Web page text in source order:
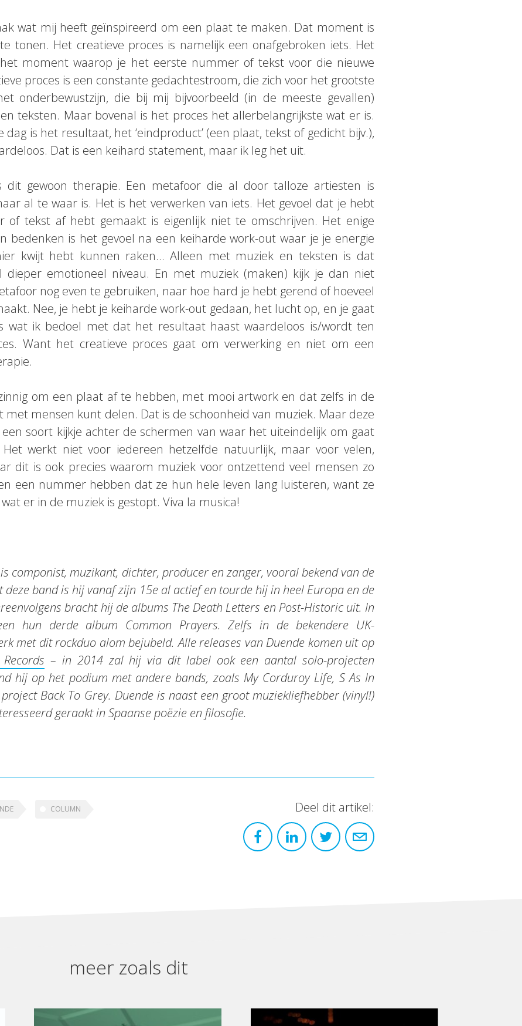
wat mij heeft geïnspireerd om een plaat te maken. Dat moment is
tonen. Het creatieve proces is namelijk een onafgebroken iets. Het
moment waarop je het eerste nummer of tekst voor die nieuwe
proces is een constante gedachtestroom, die zich voor het grootste
onderbewustzijn, die bij mij bijvoorbeeld (in de meeste gevallen)
teksten. Maar bovenal is het proces het allerbelangrijkste wat er is.
dag is het resultaat, het ‘eindproduct’ (een plaat, tekst of gedicht bijv.),
Dat is een keihard statement, maar ik leg het uit.
dit gewoon therapie. Een metafoor die al door talloze artiesten is
al te waar is. Het is het verwerken van iets. Het gevoel dat je hebt
of tekst af hebt gemaakt is eigenlijk niet te omschrijven. Het enige
bedenken is het gevoel na een keiharde work-out waar je je energie
kwijt hebt kunnen raken… Alleen met muziek en teksten is dat
dieper emotioneel niveau. En met muziek (maken) kijk je dan niet
nog even te gebruiken, naar hoe hard je hebt gerend of hoeveel
Nee, je hebt je keiharde work-out gedaan, het lucht op, en je gaat
wat ik bedoel met dat het resultaat haast waardeloos is/wordt ten
Want het creatieve proces gaat om verwerking en niet om een
om een plaat af te hebben, met mooi artwork en dat zelfs in de
met mensen kunt delen. Dat is de schoonheid van muziek. Maar deze
soort kijkje achter de schermen van waar het uiteindelijk om gaat
werkt niet voor iedereen hetzelfde natuurlijk, maar voor velen,
dit is ook precies waarom muziek voor ontzettend veel mensen zo
een nummer hebben dat ze hun hele leven lang luisteren, want ze
er in de muziek is gestopt. Viva la musica!
componist, muzikant, dichter, producer en zanger, vooral bekend van de
deze band is hij vanaf zijn 15e al actief en tourde hij in heel Europa en de
bracht hij de albums The Death Letters en Post-Historic uit. In
hun derde album Common Prayers. Zelfs in de bekendere UK-
met dit rockduo alom bejubeld. Alle releases van Duende komen uit op
– in 2014 zal hij via dit label ook een aantal solo-projecten
hij op het podium met andere bands, zoals My Corduroy Life, S As In
Back To Grey. Duende is naast een groot muziekliefhebber (vinyl!)
geraakt in Spaanse poëzie en filosofie.
COLUMN Deel dit artikel:
meer zoals dit